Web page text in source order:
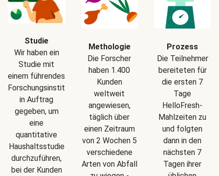
Studie
Wir haben ein
Studie mit
einem führendes
Forschungsinstitut
in Auftrag
gegeben, um
eine
quantitative
Haushaltsstudie
durchzuführen,
bei der Kunden
Methologie
Die Forscher
haben 1.400
Kunden
weltweit
angewiesen,
täglich über
einen Zeitraum
von 2 Wochen 5
verschiedene
Arten von Abfall
Prozess
Die Teilnehmer
bereiteten für
die ersten 7
Tage
HelloFresh-
Mahlzeiten zu
und folgten
dann in den
nächsten 7
Tagen ihrer